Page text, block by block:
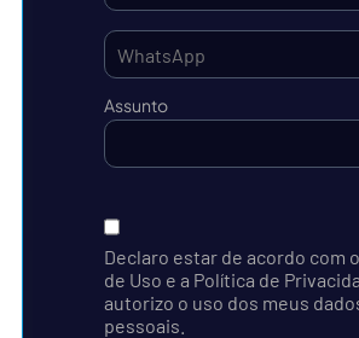
Assunto
Declaro estar de acordo com
de Uso e a Política de
autorizo o uso dos meus
pessoais.